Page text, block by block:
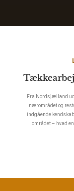
Fra Nordsjælland
nærområdet og
indgående
området – hvad